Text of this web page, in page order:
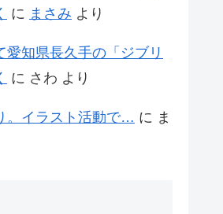
に まさみ より
愛知県長久手の「ジブリ
に さわ より
。イラスト活動で… に ま